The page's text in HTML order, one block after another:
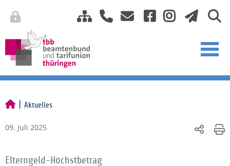
Aktuelles
09. Juli 2025
Elterngeld-Höchstbetrag